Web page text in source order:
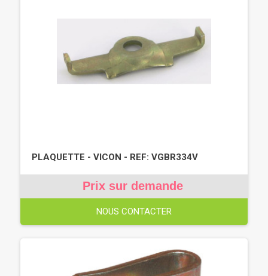
PLAQUETTE - VICON - REF: VGBR334V
Prix sur demande
NOUS CONTACTER